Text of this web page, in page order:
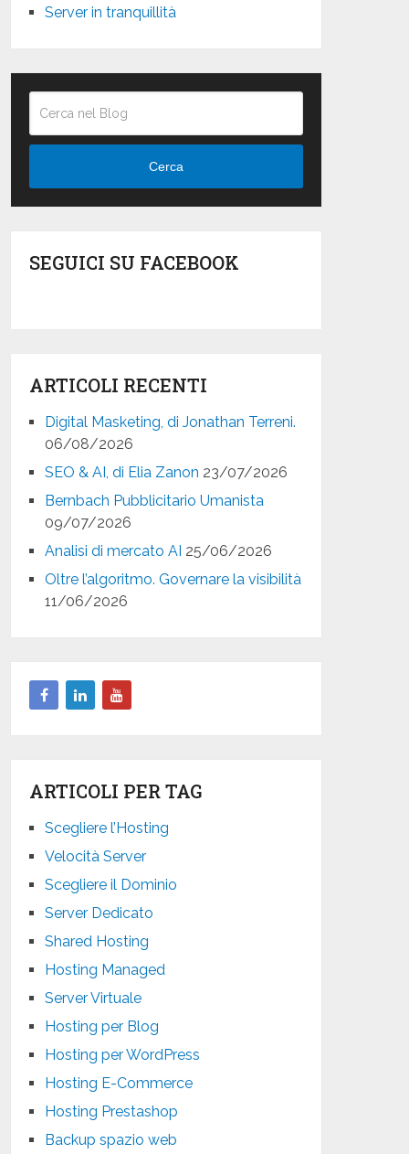
Server in tranquillità
Cerca
SEGUICI SU FACEBOOK
ARTICOLI RECENTI
Digital Masketing, di Jonathan Terreni.
06/08/2026
SEO & AI, di Elia Zanon 23/07/2026
Bernbach Pubblicitario Umanista
09/07/2026
Analisi di mercato AI 25/06/2026
Oltre l’algoritmo. Governare la visibilità
11/06/2026
ARTICOLI PER TAG
Scegliere l’Hosting
Velocità Server
Scegliere il Dominio
Server Dedicato
Shared Hosting
Hosting Managed
Server Virtuale
Hosting per Blog
Hosting per WordPress
Hosting E-Commerce
Hosting Prestashop
Backup spazio web